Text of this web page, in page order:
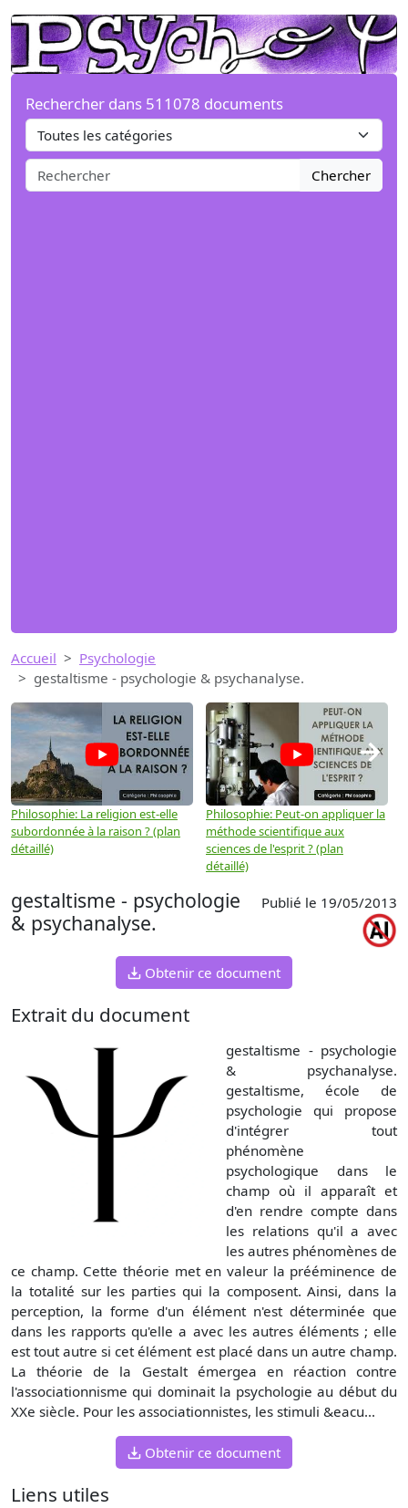
Rechercher dans 511078 documents
Chercher
Accueil
Psychologie
gestaltisme - psychologie & psychanalyse.
Philosophie: La religion est-elle
subordonnée à la raison ? (plan
détaillé)
Philosophie: Peut-on appliquer la
méthode scientifique aux
sciences de l'esprit ? (plan
détaillé)
→
gestaltisme - psychologie
& psychanalyse.
Publié le 19/05/2013
Obtenir ce document
Extrait du document
gestaltisme - psychologie
& psychanalyse.
gestaltisme, école de
psychologie qui propose
d'intégrer tout
phénomène
psychologique dans le
champ où il apparaît et
d'en rendre compte dans
les relations qu'il a avec
les autres phénomènes de
ce champ. Cette théorie met en valeur la prééminence de
la totalité sur les parties qui la composent. Ainsi, dans la
perception, la forme d'un élément n'est déterminée que
dans les rapports qu'elle a avec les autres éléments ; elle
est tout autre si cet élément est placé dans un autre champ.
La théorie de la Gestalt émergea en réaction contre
l'associationnisme qui dominait la psychologie au début du
XXe siècle. Pour les associationnistes, les stimuli &eacu...
Obtenir ce document
Liens utiles